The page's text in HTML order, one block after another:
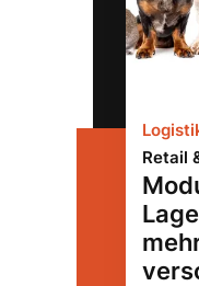
Retail